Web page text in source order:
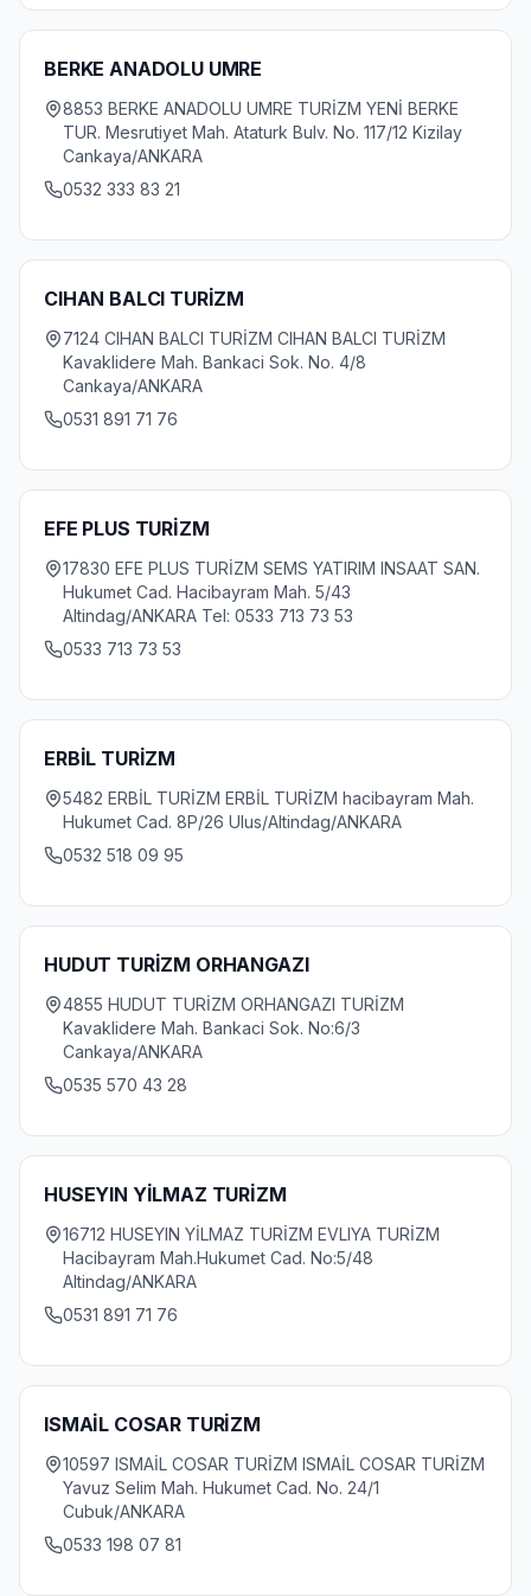
BERKE ANADOLU UMRE
8853 BERKE ANADOLU UMRE TURİZM YENİ BERKE
TUR. Mesrutiyet Mah. Ataturk Bulv. No. 117/12 Kizilay
Cankaya/ANKARA
0532 333 83 21
CIHAN BALCI TURİZM
7124 CIHAN BALCI TURİZM CIHAN BALCI TURİZM
Kavaklidere Mah. Bankaci Sok. No. 4/8
Cankaya/ANKARA
0531 891 71 76
EFE PLUS TURİZM
17830 EFE PLUS TURİZM SEMS YATIRIM INSAAT SAN.
Hukumet Cad. Hacibayram Mah. 5/43
Altindag/ANKARA Tel: 0533 713 73 53
0533 713 73 53
ERBİL TURİZM
5482 ERBİL TURİZM ERBİL TURİZM hacibayram Mah.
Hukumet Cad. 8P/26 Ulus/Altindag/ANKARA
0532 518 09 95
HUDUT TURİZM ORHANGAZI
4855 HUDUT TURİZM ORHANGAZI TURİZM
Kavaklidere Mah. Bankaci Sok. No:6/3
Cankaya/ANKARA
0535 570 43 28
HUSEYIN YİLMAZ TURİZM
16712 HUSEYIN YİLMAZ TURİZM EVLIYA TURİZM
Hacibayram Mah.Hukumet Cad. No:5/48
Altindag/ANKARA
0531 891 71 76
ISMAİL COSAR TURİZM
10597 ISMAİL COSAR TURİZM ISMAİL COSAR TURİZM
Yavuz Selim Mah. Hukumet Cad. No. 24/1
Cubuk/ANKARA
0533 198 07 81